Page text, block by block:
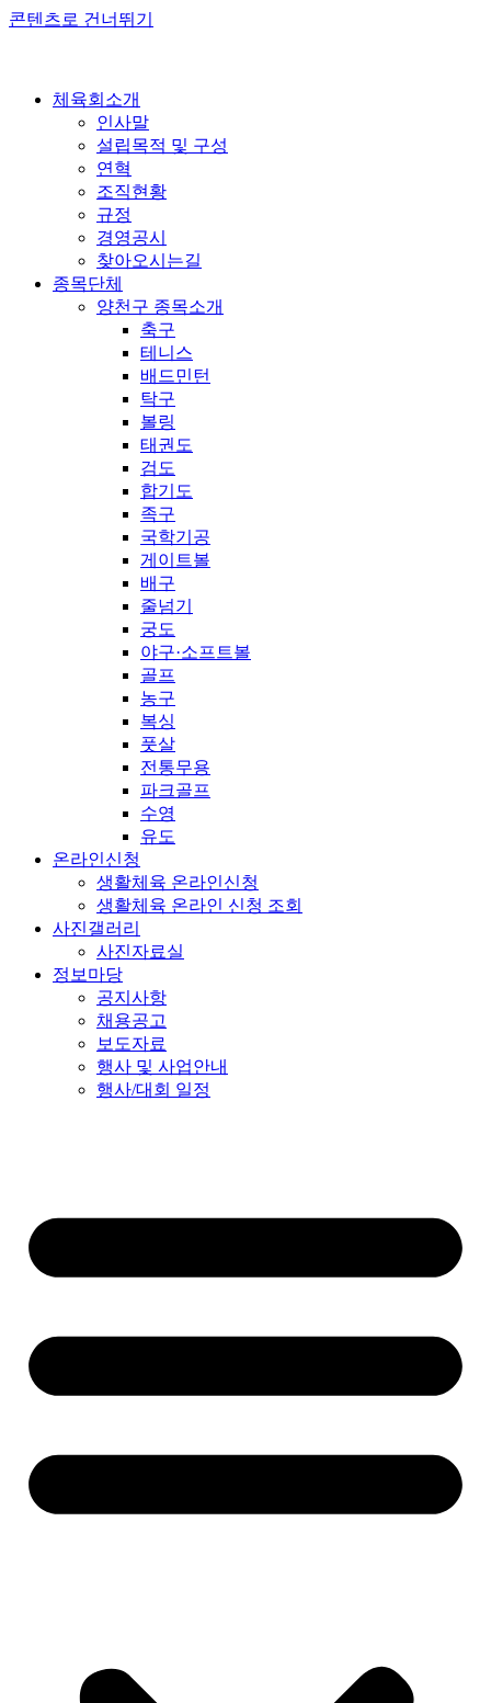
콘텐츠로 건너뛰기
체육회소개
인사말
설립목적 및 구성
연혁
조직현황
규정
경영공시
찾아오시는길
종목단체
양천구 종목소개
축구
테니스
배드민턴
탁구
볼링
태권도
검도
합기도
족구
국학기공
게이트볼
배구
줄넘기
궁도
야구·소프트볼
골프
농구
복싱
풋살
전통무용
파크골프
수영
유도
온라인신청
생활체육 온라인신청
생활체육 온라인 신청 조회
사진갤러리
사진자료실
정보마당
공지사항
채용공고
보도자료
행사 및 사업안내
행사/대회 일정